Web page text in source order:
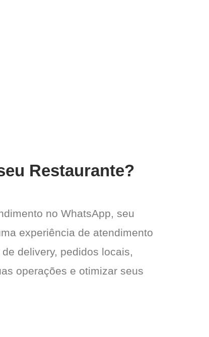
Restaurante?
no WhatsApp, seu
experiência de atendimento
delivery, pedidos locais,
operações e otimizar seus